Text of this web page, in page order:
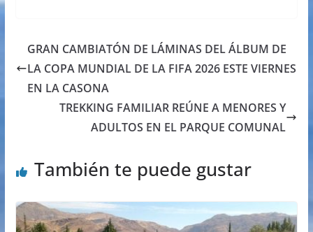
GRAN CAMBIATÓN DE LÁMINAS DEL ÁLBUM DE
LA COPA MUNDIAL DE LA FIFA 2026 ESTE VIERNES
EN LA CASONA
TREKKING FAMILIAR REÚNE A MENORES Y
ADULTOS EN EL PARQUE COMUNAL
También te puede gustar